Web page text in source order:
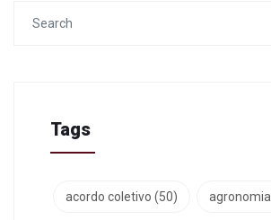
Tags
acordo coletivo (50) agronomia